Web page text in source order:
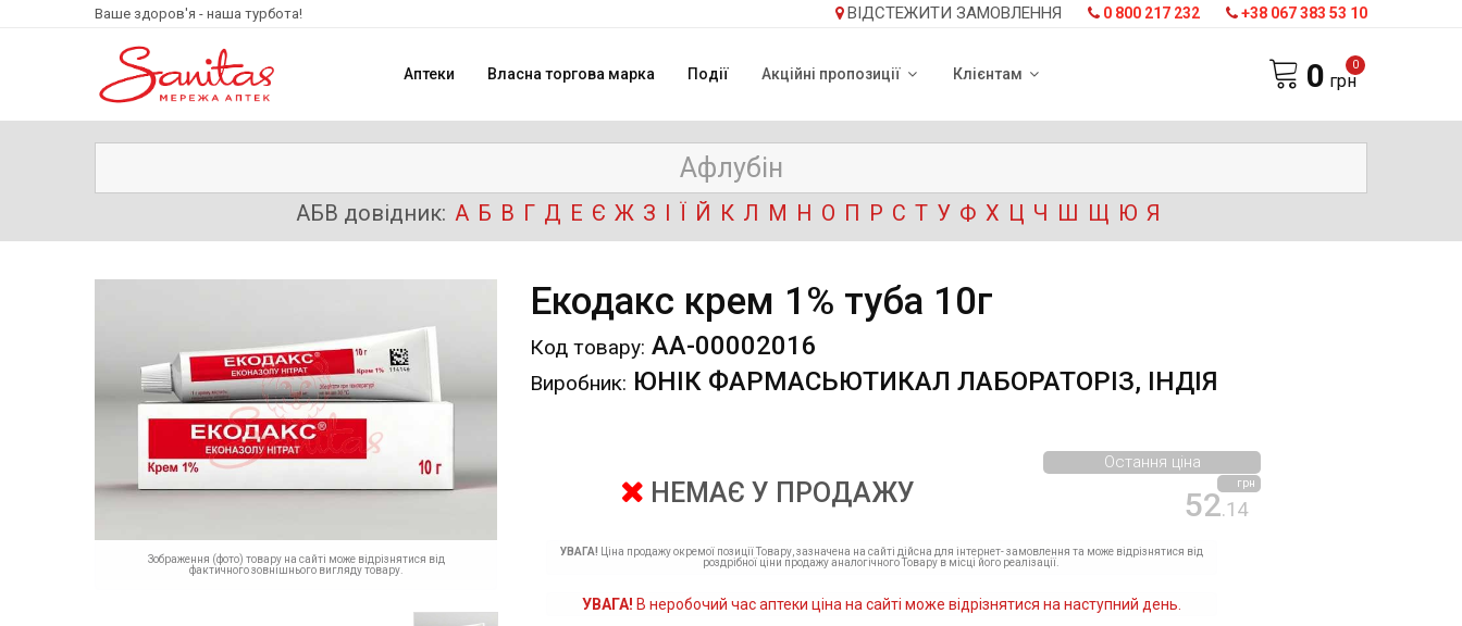
Ваше здоров'я - наша турбота! ВІДСТЕЖИТИ ЗАМОВЛЕННЯ 0 800 217 232 +38 067 383 53 10
Аптеки Власна торгова марка Події Акційні пропозиції Клієнтам
0
0 грн
АБВ довідник: А Б В Г Д Е Є Ж З І Ї Й К Л М Н О П Р С Т У Ф Х Ц Ч Ш Щ Ю Я
Зображення (фото) товару на сайті може відрізнятися від
фактичного зовнішнього вигляду товару.
Екодакс крем 1% туба 10г
Код товару: АА-00002016
Виробник: ЮНІК ФАРМАСЬЮТИКАЛ ЛАБОРАТОРІЗ, ІНДІЯ
НЕМАЄ У ПРОДАЖУ 52.14
грн
Остання ціна
УВАГА! Ціна продажу окремої позиції Товару, зазначена на сайті дійсна для інтернет- замовлення та може відрізнятися від
роздрібної ціни продажу аналогічного Товару в місці його реалізації.
УВАГА! В неробочий час аптеки ціна на сайті може відрізнятися на наступний день.